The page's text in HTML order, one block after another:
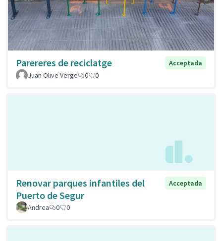
Parereres de reciclatge
Acceptada
Juan Olive Verge
0 0
Renovar parques infantiles del
Puerto de Segur
Acceptada
Andrea 0 0